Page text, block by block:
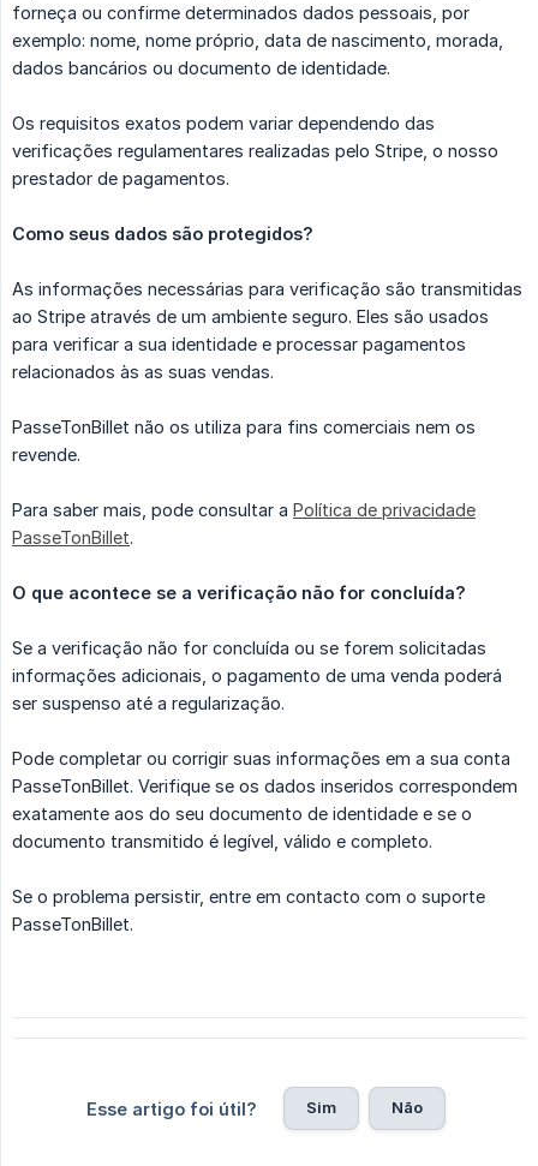
forneça ou confirme determinados dados pessoais, por
exemplo: nome, nome próprio, data de nascimento, morada,
dados bancários ou documento de identidade.
Os requisitos exatos podem variar dependendo das
verificações regulamentares realizadas pelo Stripe, o nosso
prestador de pagamentos.
Como seus dados são protegidos?
As informações necessárias para verificação são transmitidas
ao Stripe através de um ambiente seguro. Eles são usados ​​
para verificar a sua identidade e processar pagamentos
relacionados às as suas vendas.
PasseTonBillet não os utiliza para fins comerciais nem os
revende.
Para saber mais, pode consultar a Política de privacidade
PasseTonBillet.
O que acontece se a verificação não for concluída?
Se a verificação não for concluída ou se forem solicitadas
informações adicionais, o pagamento de uma venda poderá
ser suspenso até a regularização.
Pode completar ou corrigir suas informações em a sua conta
PasseTonBillet. Verifique se os dados inseridos correspondem
exatamente aos do seu documento de identidade e se o
documento transmitido é legível, válido e completo.
Se o problema persistir, entre em contacto com o suporte
PasseTonBillet.
Esse artigo foi útil? Sim Não